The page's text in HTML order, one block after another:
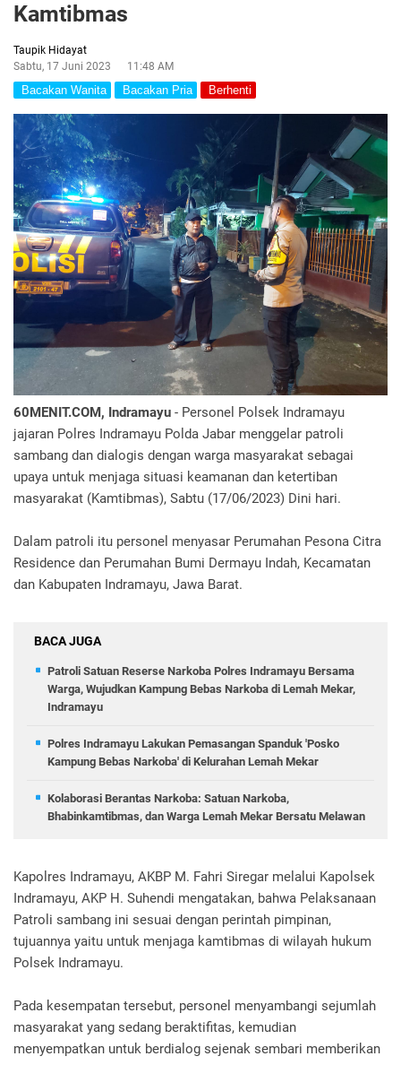
Kamtibmas
Taupik Hidayat
Sabtu, 17 Juni 2023
11:48 AM
Bacakan Wanita Bacakan Pria Berhenti
60MENIT.COM, Indramayu - Personel Polsek Indramayu
jajaran Polres Indramayu Polda Jabar menggelar patroli
sambang dan dialogis dengan warga masyarakat sebagai
upaya untuk menjaga situasi keamanan dan ketertiban
masyarakat (Kamtibmas), Sabtu (17/06/2023) Dini hari.
Dalam patroli itu personel menyasar Perumahan Pesona Citra
Residence dan Perumahan Bumi Dermayu Indah, Kecamatan
dan Kabupaten Indramayu, Jawa Barat.
BACA JUGA
Patroli Satuan Reserse Narkoba Polres Indramayu Bersama
Warga, Wujudkan Kampung Bebas Narkoba di Lemah Mekar,
Indramayu
Polres Indramayu Lakukan Pemasangan Spanduk 'Posko
Kampung Bebas Narkoba' di Kelurahan Lemah Mekar
Kolaborasi Berantas Narkoba: Satuan Narkoba,
Bhabinkamtibmas, dan Warga Lemah Mekar Bersatu Melawan
Kapolres Indramayu, AKBP M. Fahri Siregar melalui Kapolsek
Indramayu, AKP H. Suhendi mengatakan, bahwa Pelaksanaan
Patroli sambang ini sesuai dengan perintah pimpinan,
tujuannya yaitu untuk menjaga kamtibmas di wilayah hukum
Polsek Indramayu.
Pada kesempatan tersebut, personel menyambangi sejumlah
masyarakat yang sedang beraktifitas, kemudian
menyempatkan untuk berdialog sejenak sembari memberikan